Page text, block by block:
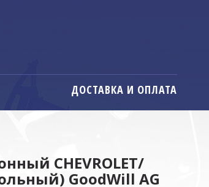
ДОСТАВКА И ОПЛАТА
CHEVROLET/
GoodWill AG